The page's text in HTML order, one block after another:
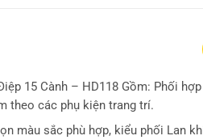
15 Cành – HD118 Gồm: Phối
theo các phụ kiện trang trí.
màu sắc phù hợp, kiểu phối Lan